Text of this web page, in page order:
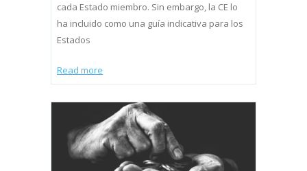
cada Estado miembro. Sin embargo, la CE lo
ha incluido como una guía indicativa para los
Estados
Read more